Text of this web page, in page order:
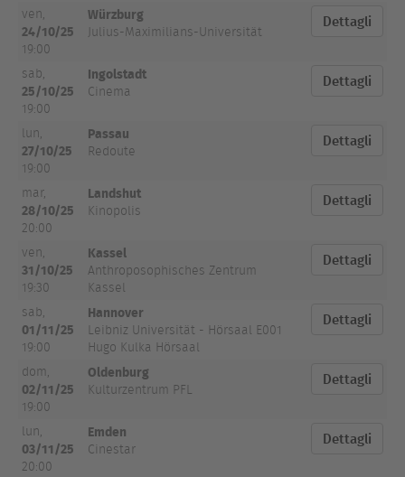
ven,
24/10/25
19:00
Würzburg
Julius-Maximilians-Universität
Dettagli
sab,
25/10/25
19:00
Ingolstadt
Cinema
Dettagli
lun,
27/10/25
19:00
Passau
Redoute
Dettagli
mar,
28/10/25
20:00
Landshut
Kinopolis
Dettagli
ven,
31/10/25
19:30
Kassel
Anthroposophisches Zentrum
Kassel
Dettagli
sab,
01/11/25
19:00
Hannover
Leibniz Universität - Hörsaal E001
Hugo Kulka Hörsaal
Dettagli
dom,
02/11/25
19:00
Oldenburg
Kulturzentrum PFL
Dettagli
lun,
03/11/25
20:00
Emden
Cinestar
Dettagli